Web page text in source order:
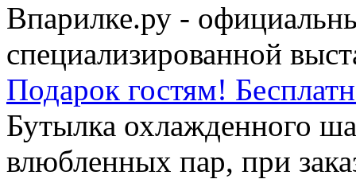
Впарилке.ру -
cпециализированной
Подарок гостям!
Бутылка охлажденного
влюбленных пар, при